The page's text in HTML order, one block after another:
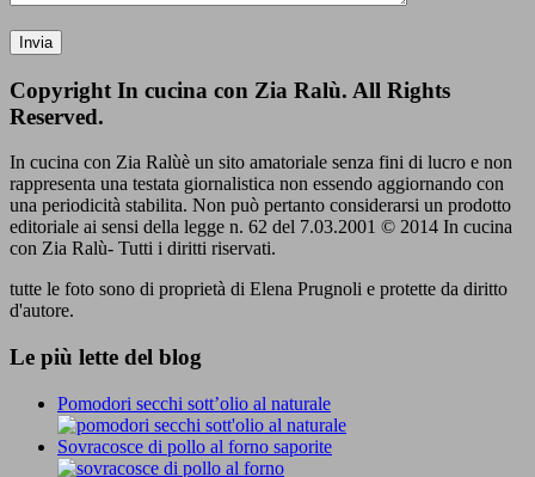
Copyright In cucina con Zia Ralù. All Rights
Reserved.
In cucina con Zia Ralùè un sito amatoriale senza fini di lucro e non
rappresenta una testata giornalistica non essendo aggiornando con
una periodicità stabilita. Non può pertanto considerarsi un prodotto
editoriale ai sensi della legge n. 62 del 7.03.2001 © 2014 In cucina
con Zia Ralù- Tutti i diritti riservati.
tutte le foto sono di proprietà di Elena Prugnoli e protette da diritto
d'autore.
Le più lette del blog
Pomodori secchi sott’olio al naturale
Sovracosce di pollo al forno saporite